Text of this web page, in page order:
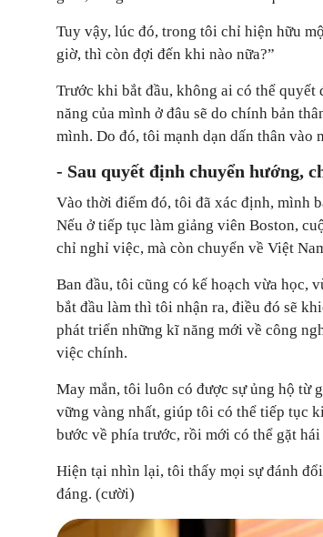
Tuy vậy, lúc đó, trong tôi chỉ hiện hữu
giờ, thì còn đợi đến khi nào nữa?”
Trước khi bắt đầu, không ai có thể
năng của mình ở đâu sẽ do chính bản
mình. Do đó, tôi mạnh dạn dấn thân vào
- Sau quyết định chuyển hướng,
Vào thời điểm đó, tôi đã xác định, mình
Nếu ở tiếp tục làm giảng viên Boston,
chỉ nghỉ việc, mà còn chuyển về Việt
Ban đầu, tôi cũng có kế hoạch vừa học,
bắt đầu làm thì tôi nhận ra, điều đó sẽ
phát triển những kĩ năng mới về công
việc chính.
May mắn, tôi luôn có được sự ủng hộ từ
vững vàng nhất, giúp tôi có thể tiếp tục
bước về phía trước, rồi mới có thể gặt
Hiện tại nhìn lại, tôi thấy mọi sự đánh
đáng. (cười)